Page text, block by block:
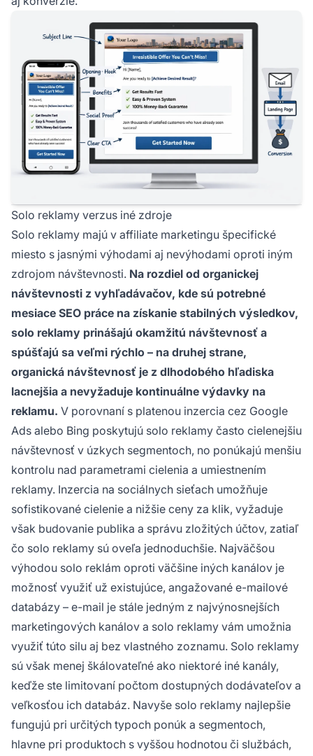
Solo reklamy verzus iné zdroje
Solo reklamy majú v affiliate marketingu špecifické
miesto s jasnými výhodami aj nevýhodami oproti iným
zdrojom návštevnosti. Na rozdiel od organickej
návštevnosti z vyhľadávačov, kde sú potrebné
mesiace SEO práce na získanie stabilných výsledkov,
solo reklamy prinášajú okamžitú návštevnosť a
spúšťajú sa veľmi rýchlo – na druhej strane,
organická návštevnosť je z dlhodobého hľadiska
lacnejšia a nevyžaduje kontinuálne výdavky na
reklamu. V porovnaní s platenou inzercia cez Google
Ads alebo Bing poskytujú solo reklamy často cielenejšiu
návštevnosť v úzkych segmentoch, no ponúkajú menšiu
kontrolu nad parametrami cielenia a umiestnením
reklamy. Inzercia na sociálnych sieťach umožňuje
sofistikované cielenie a nižšie ceny za klik, vyžaduje
však budovanie publika a správu zložitých účtov, zatiaľ
čo solo reklamy sú oveľa jednoduchšie. Najväčšou
výhodou solo reklám oproti väčšine iných kanálov je
možnosť využiť už existujúce, angažované e-mailové
databázy – e-mail je stále jedným z najvýnosnejších
marketingových kanálov a solo reklamy vám umožnia
využiť túto silu aj bez vlastného zoznamu. Solo reklamy
sú však menej škálovateľné ako niektoré iné kanály,
keďže ste limitovaní počtom dostupných dodávateľov a
veľkosťou ich databáz. Navyše solo reklamy najlepšie
fungujú pri určitých typoch ponúk a segmentoch,
hlavne pri produktoch s vyššou hodnotou či službách,